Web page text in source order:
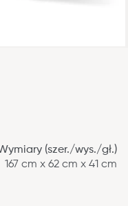
(szer./wys./gł.)
167 cm x 62 cm x 41 cm